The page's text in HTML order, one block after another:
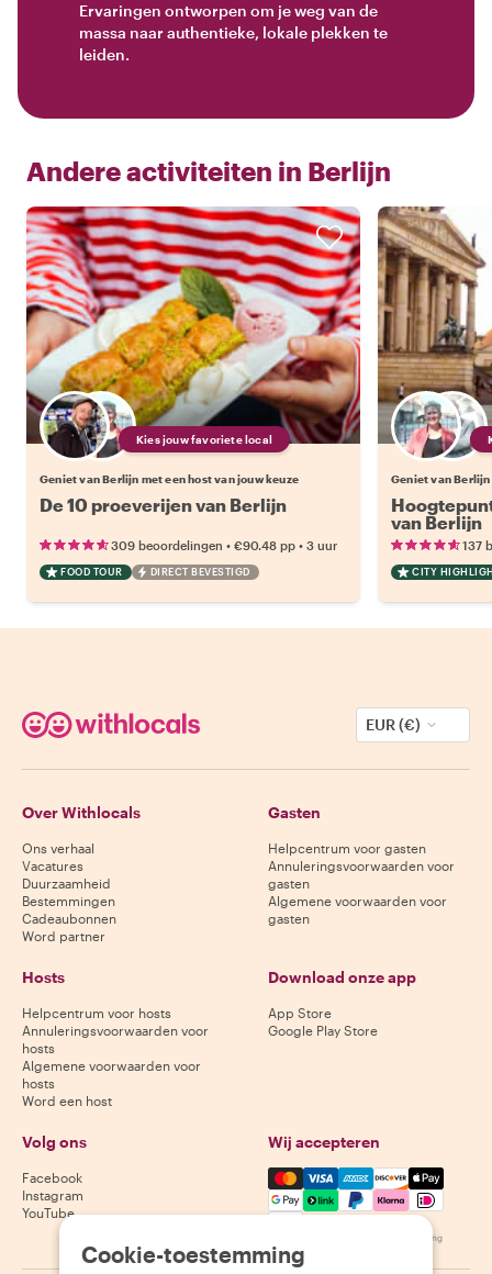
Ervaringen ontworpen om je weg van de
massa naar authentieke, lokale plekken te
leiden.
Andere activiteiten in Berlijn
Kies jouw favoriete local
Geniet van Berlijn met een host van jouw keuze
De 10 proeverijen van Berlijn
309 beoordelingen • €90.48 pp • 3 uur
FOOD TOUR DIRECT BEVESTIGD
Geniet van Berlijn
van Berlijn
137
CITY
EUR (€)
Over Withlocals
Ons verhaal
Vacatures
Duurzaamheid
Bestemmingen
Cadeaubonnen
Word partner
Gasten
Helpcentrum voor gasten
Annuleringsvoorwaarden voor
gasten
Algemene voorwaarden voor
gasten
Hosts
Helpcentrum voor hosts
Annuleringsvoorwaarden voor
hosts
Algemene voorwaarden voor
hosts
Word een host
Download onze app
App Store
Google Play Store
Volg ons
Facebook
Instagram
YouTube
Wij accepteren
Mastercard, Visa, Amex,
Beschikbaarheid varieert per bestemming
Cookie-toestemming